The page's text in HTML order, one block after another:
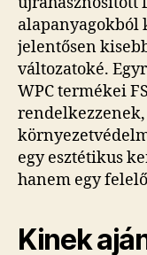
alapanyagokból
jelentősen
változatoké.
WPC termékei
egy esztétikus
hanem egy
Kinek